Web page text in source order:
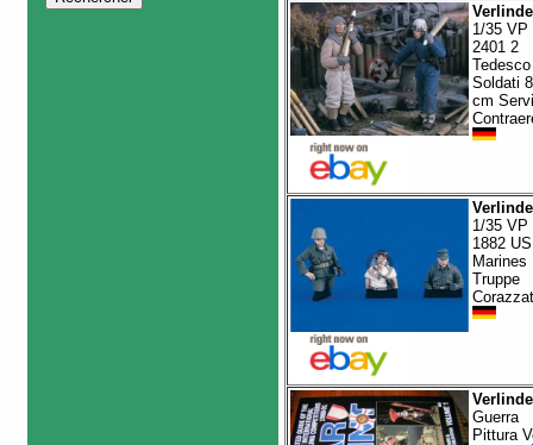
1/35 VP
2401 2
Tedesco
Soldati
cm
1/35 VP
1882 US
Marines
Truppe
Guerra
Pittura